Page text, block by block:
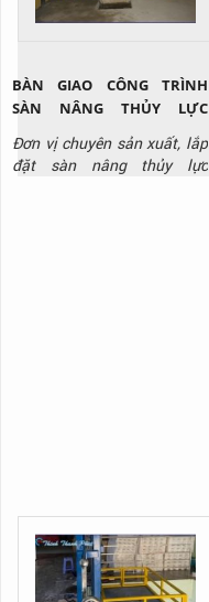
BÀN GIAO CÔNG TRÌNH
SÀN NÂNG THỦY LỰC
HYDRAULIC DOCK LEVELER
TẠI KCN BIÊN HÒA ĐỒNG
NAI
Đơn vị chuyên sản xuất, lắp
đặt sàn nâng thủy lực